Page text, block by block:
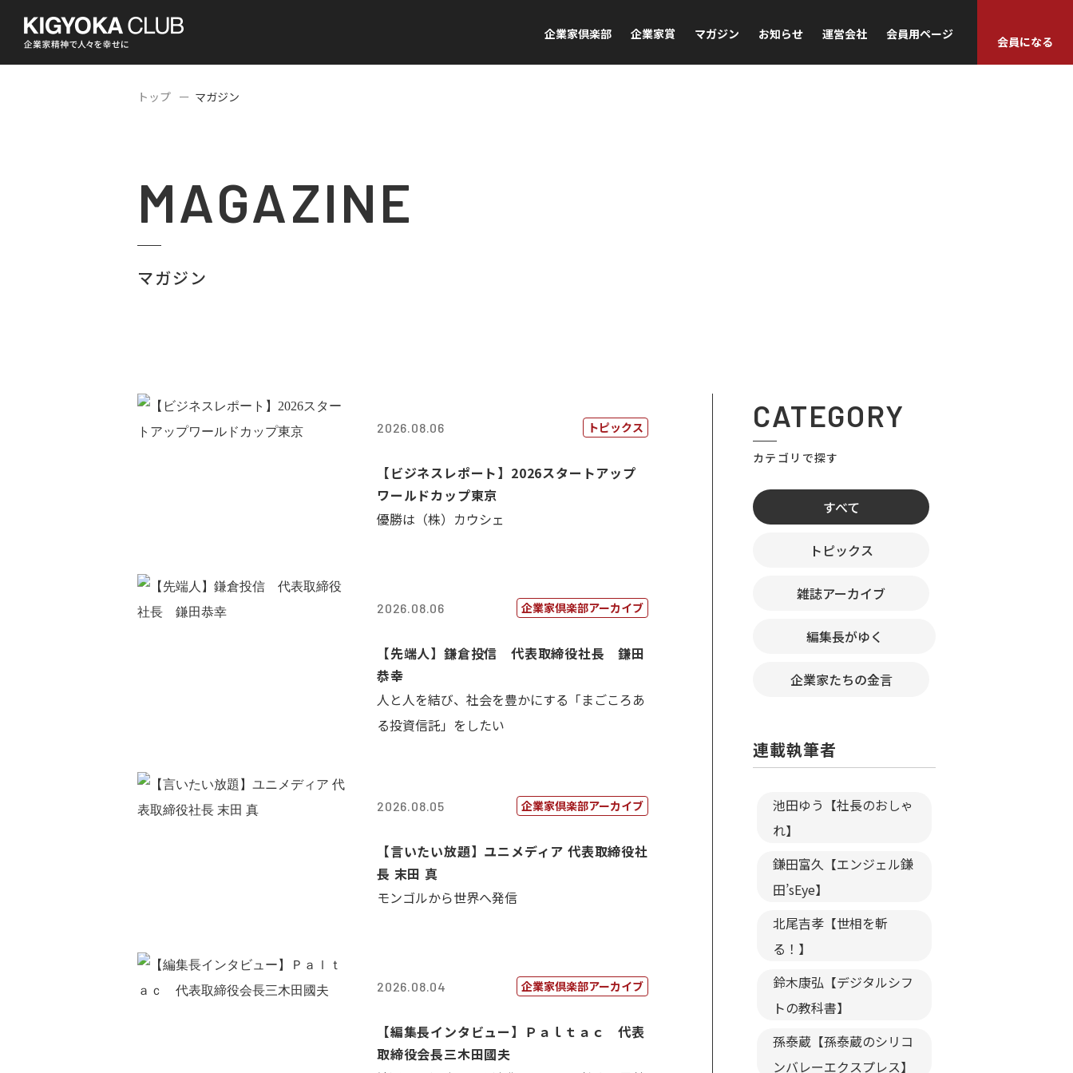
企業家倶楽部 企業家賞 マガジン お知らせ 運営会社 会員用ページ
会員になる
トップ マガジン
MAGAZINE
マガジン
2026.08.06 トピックス
【ビジネスレポート】2026スタートアップ
ワールドカップ東京
優勝は（株）カウシェ
2026.08.06 企業家倶楽部アーカイブ
【先端人】鎌倉投信 代表取締役社長 鎌田
恭幸
人と人を結び、社会を豊かにする「まごころあ
る投資信託」をしたい
2026.08.05 企業家倶楽部アーカイブ
【言いたい放題】ユニメディア 代表取締役社
長 末田 真
モンゴルから世界へ発信
2026.08.04 企業家倶楽部アーカイブ
【編集長インタビュー】Ｐａｌｔａｃ 代表
取締役会長三木田國夫
CATEGORY
カテゴリで探す
すべて
トピックス
雑誌アーカイブ
編集長がゆく
企業家たちの金言
連載執筆者
池田ゆう【社長のおしゃ
れ】
鎌田富久【エンジェル鎌
田’sEye】
北尾吉孝【世相を斬
る！】
鈴木康弘【デジタルシフ
トの教科書】
孫泰蔵【孫泰蔵のシリコ
ンバレーエクスプレス】